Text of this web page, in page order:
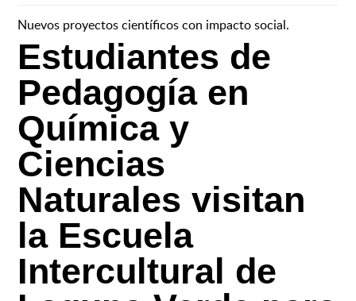
Nuevos proyectos científicos con impacto social.
Estudiantes de
Pedagogía en
Química y
Ciencias
Naturales visitan
la Escuela
Intercultural de